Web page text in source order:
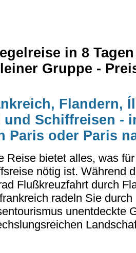
in 8
Gruppe -
Flandern,
und Schiffreisen -
Paris oder Paris
Reise bietet alles, was
nötig ist. Während
Flußkreuzfahrt durch
radeln Sie
unentdeckte